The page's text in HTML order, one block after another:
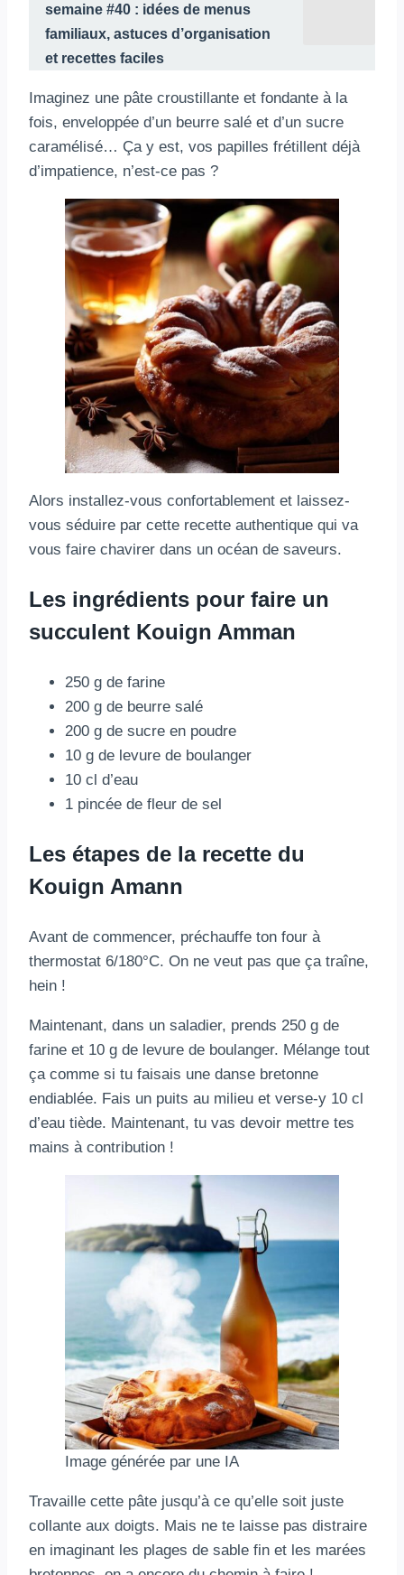
semaine #40 : idées de menus
familiaux, astuces d’organisation
et recettes faciles
Imaginez une pâte croustillante et fondante à la
fois, enveloppée d’un beurre salé et d’un sucre
caramélisé… Ça y est, vos papilles frétillent déjà
d’impatience, n’est-ce pas ?
Alors installez-vous confortablement et laissez-
vous séduire par cette recette authentique qui va
vous faire chavirer dans un océan de saveurs.
Les ingrédients pour faire un
succulent Kouign Amman
250 g de farine
200 g de beurre salé
200 g de sucre en poudre
10 g de levure de boulanger
10 cl d’eau
1 pincée de fleur de sel
Les étapes de la recette du
Kouign Amann
Avant de commencer, préchauffe ton four à
thermostat 6/180°C. On ne veut pas que ça traîne,
hein !
Maintenant, dans un saladier, prends 250 g de
farine et 10 g de levure de boulanger. Mélange tout
ça comme si tu faisais une danse bretonne
endiablée. Fais un puits au milieu et verse-y 10 cl
d’eau tiède. Maintenant, tu vas devoir mettre tes
mains à contribution !
Image générée par une IA
Travaille cette pâte jusqu’à ce qu’elle soit juste
collante aux doigts. Mais ne te laisse pas distraire
en imaginant les plages de sable fin et les marées